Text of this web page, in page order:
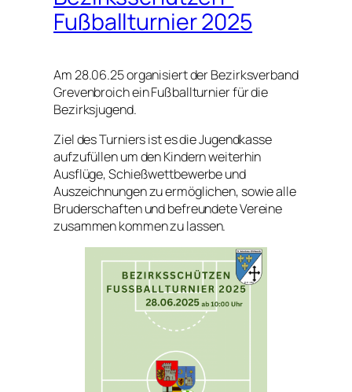
Fußballturnier 2025
Am 28.06.25 organisiert der Bezirksverband
Grevenbroich ein Fußballturnier für die
Bezirksjugend.
Ziel des Turniers ist es die Jugendkasse
aufzufüllen um den Kindern weiterhin
Ausflüge, Schießwettbewerbe und
Auszeichnungen zu ermöglichen, sowie alle
Bruderschaften und befreundete Vereine
zusammen kommen zu lassen.